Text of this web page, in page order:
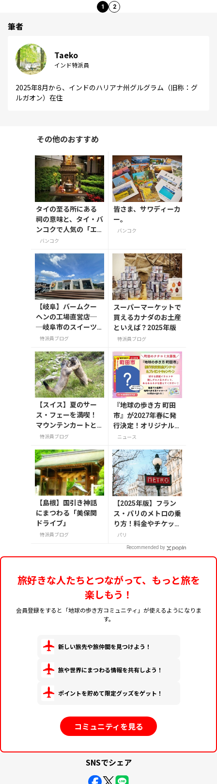
1 2
筆者
Taeko
インド特派員
2025年8月から、インドのハリアナ州グルグラム（旧称：グ
ルガオン）在住
その他のおすすめ
タイの至る所にある
祠の意味と、タイ・バ
ンコクで人気の「エ
ラワンの祠」のご紹
バンコク
皆さま、サワディーカ
ー。
バンコク
【岐阜】バームクー
ヘンの工場直営店─
─岐阜市のスイーツ
スポット「FLEUR
特派員ブログ
スーパーマーケットで
買えるカナダのお土産
といえば？2025年版
特派員ブログ
【スイス】夏のサー
ス・フェーを満喫！
マウンテンカートと
マーモット
特派員ブログ
『地球の歩き方 町田
市』が2027年春に発
行決定！オリジナルグ
ッズが当たる発行記念
ニュース
【島根】国引き神話
にまつわる「美保関
ドライブ」
特派員ブログ
【2025年版】フラン
ス・パリのメトロの乗
り方！料金やチケット
の種類、注意点を解説
パリ
Recommended by
旅好きな人たちとつながって、もっと旅を
楽しもう！
会員登録をすると「地球の歩き方コミュニティ」が使えるようになりま
す。
新しい旅先や旅仲間を見つけよう！
旅や世界にまつわる情報を共有しよう！
ポイントを貯めて限定グッズをゲット！
コミュニティを見る
SNSでシェア